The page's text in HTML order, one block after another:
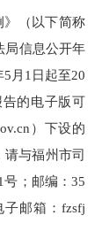
》（以下简称
局信息公开年
月1日起至20
告的电子版可
）下设的
与福州市司
；邮编：35
邮箱： fzsfj